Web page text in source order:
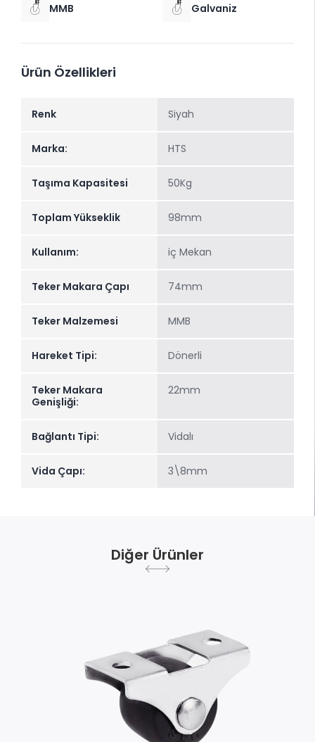
MMB Galvaniz
Ürün Özellikleri
Renk Siyah
Marka: HTS
Taşıma Kapasitesi 50Kg
Toplam Yükseklik 98mm
Kullanım: iç Mekan
Teker Makara Çapı 74mm
Teker Malzemesi MMB
Hareket Tipi: Dönerli
Teker Makara
Genişliği:
22mm
Bağlantı Tipi: Vidalı
Vida Çapı: 3\8mm
Diğer Ürünler